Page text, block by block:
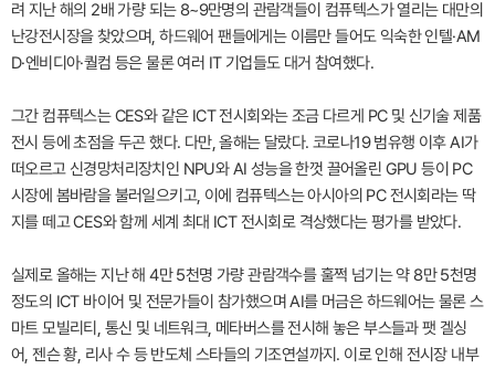
려 지난 해의 2배 가량 되는 8~9만명의 관람객들이 컴퓨텍스가 열리는 대만의
난강전시장을 찾았으며, 하드웨어 팬들에게는 이름만 들어도 익숙한 인텔·AM
D·엔비디아·퀄컴 등은 물론 여러 IT 기업들도 대거 참여했다.
그간 컴퓨텍스는 CES와 같은 ICT 전시회와는 조금 다르게 PC 및 신기술 제품
전시 등에 초점을 두곤 했다. 다만, 올해는 달랐다. 코로나19 범유행 이후 AI가
떠오르고 신경망처리장치인 NPU와 AI 성능을 한껏 끌어올린 GPU 등이 PC
시장에 봄바람을 불러일으키고, 이에 컴퓨텍스는 아시아의 PC 전시회라는 딱
지를 떼고 CES와 함께 세계 최대 ICT 전시회로 격상했다는 평가를 받았다.
실제로 올해는 지난 해 4만 5천명 가량 관람객수를 훌쩍 넘기는 약 8만 5천명
정도의 ICT 바이어 및 전문가들이 참가했으며 AI를 머금은 하드웨어는 물론 스
마트 모빌리티, 통신 및 네트워크, 메타버스를 전시해 놓은 부스들과 팻 겔싱
어, 젠슨 황, 리사 수 등 반도체 스타들의 기조연설까지. 이로 인해 전시장 내부